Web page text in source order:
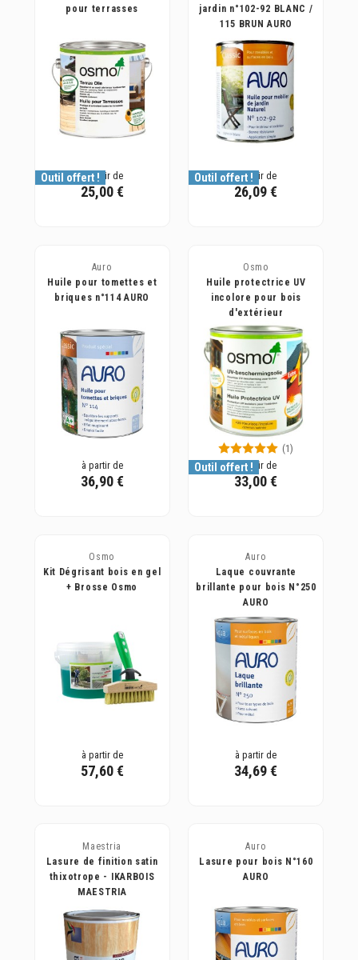
pour terrasses
à partir de
25,00 €
Outil offert !
jardin n°102-92 BLANC /
115 BRUN AURO
à partir de
26,09 €
Outil offert !
Auro
Huile pour tomettes et
briques n°114 AURO
à partir de
36,90 €
Osmo
Huile protectrice UV
incolore pour bois
d'extérieur
à partir de
33,00 €
Outil offert !
(1)
Osmo
Kit Dégrisant bois en gel
+ Brosse Osmo
à partir de
57,60 €
Auro
Laque couvrante
brillante pour bois N°250
AURO
à partir de
34,69 €
Maestria
Lasure de finition satin
thixotrope - IKARBOIS
MAESTRIA
Auro
Lasure pour bois N°160
AURO